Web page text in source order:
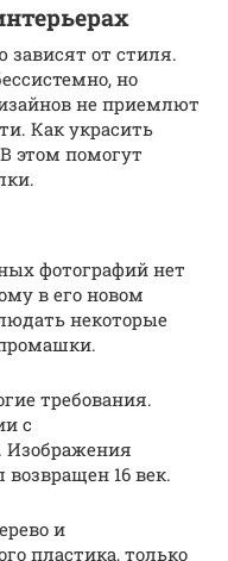
от стиля.
но
не приемлют
Как украсить
этом помогут
фотографий нет
в его новом
некоторые
требования.
с
Изображения
16 век.
и
пластика, только